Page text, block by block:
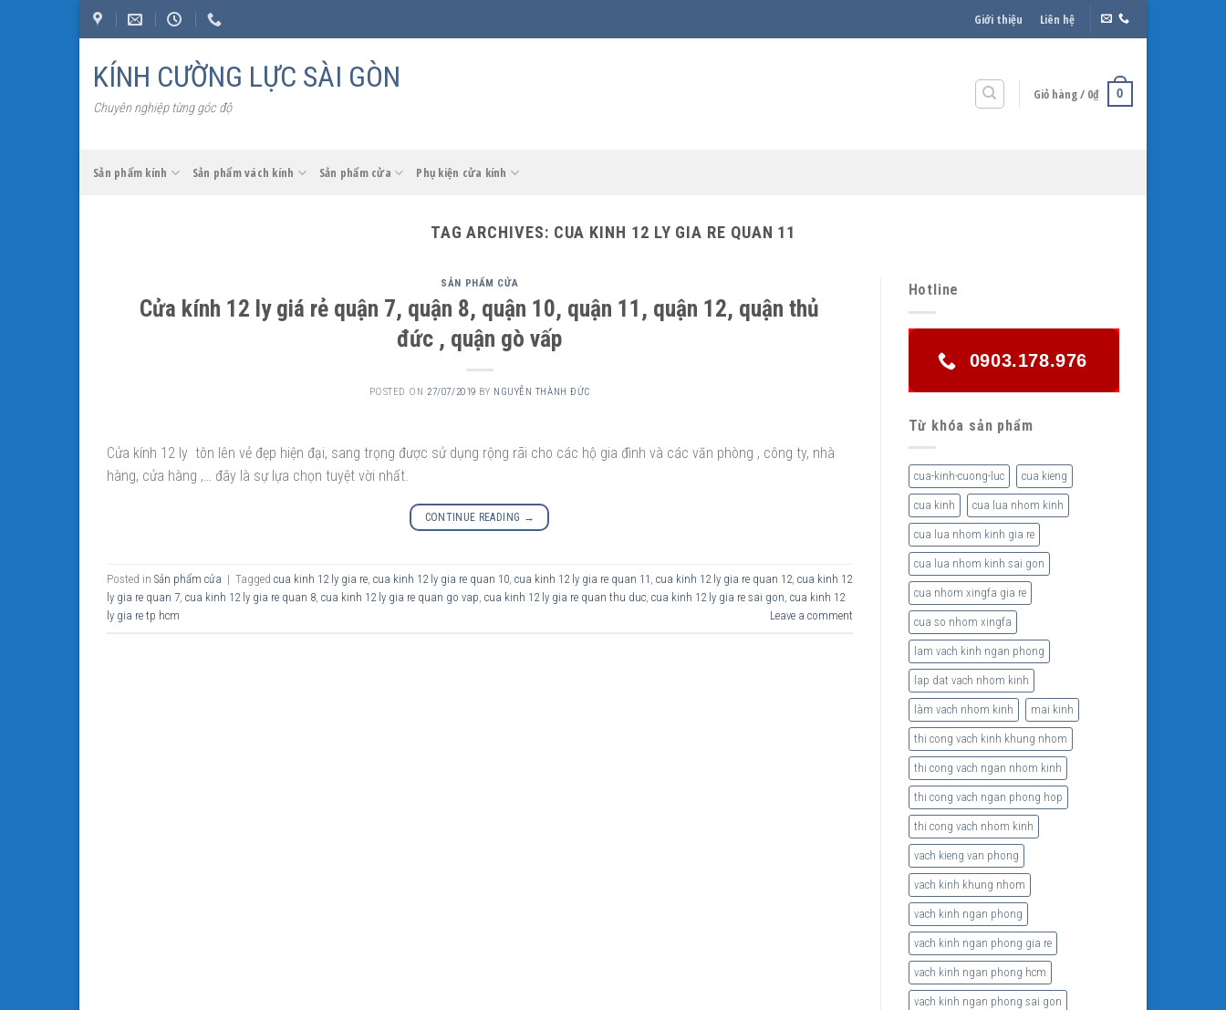
Skip
content
Giới thiệu Liên hệ
KÍNH CƯỜNG LỰC SÀI GÒN
Chuyên nghiệp từng góc độ
Giỏ hàng / 0₫ 0
Sản phẩm kính Sản phẩm vách kính Sản phẩm cửa Phụ kiện cửa kính
TAG ARCHIVES: CUA KINH 12 LY GIA RE QUAN 11
SẢN PHẨM CỬA
Cửa kính 12 ly giá rẻ quận 7, quận 8, quận 10, quận 11, quận 12, quận thủ
đức , quận gò vấp
POSTED ON 27/07/2019 BY NGUYỄN THÀNH ĐỨC
Cửa kính 12 ly tôn lên vẻ đẹp hiện đại, sang trọng được sử dụng rộng rãi cho các hộ gia đình và các văn phòng , công ty, nhà
hàng, cửa hàng ,… đây là sự lựa chọn tuyệt vời nhất.
CONTINUE READING →
Posted in Sản phẩm cửa | Tagged cua kinh 12 ly gia re, cua kinh 12 ly gia re quan 10, cua kinh 12 ly gia re quan 11 , cua kinh 12 ly gia re quan 12, cua kinh 12
ly gia re quan 7, cua kinh 12 ly gia re quan 8, cua kinh 12 ly gia re quan go vap, cua kinh 12 ly gia re quan thu duc, cua kinh 12 ly gia re sai gon, cua kinh 12
ly gia re tp hcm
Leave a comment
Hotline
0903.178.976
Từ khóa sản phẩm
cua-kinh-cuong-luc cua kieng
cua kinh cua lua nhom kinh
cua lua nhom kinh gia re
cua lua nhom kinh sai gon
cua nhom xingfa gia re
cua so nhom xingfa
lam vach kinh ngan phong
lap dat vach nhom kinh
làm vach nhom kinh mai kinh
thi cong vach kinh khung nhom
thi cong vach ngan nhom kinh
thi cong vach ngan phong hop
thi cong vach nhom kinh
vach kieng van phong
vach kinh khung nhom
vach kinh ngan phong
vach kinh ngan phong gia re
vach kinh ngan phong hcm
vach kinh ngan phong sai gon